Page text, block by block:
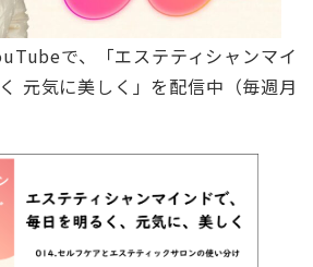
で、「エステティシャンマイ
元気に美しく」を配信中（毎週月